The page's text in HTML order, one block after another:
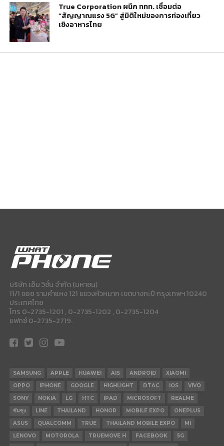
True Corporation ผนึก ททท. เชื่อมต่อ
“สัญญาณแรง 5G” สู่มิติใหม่ของการท่องเที่ยว
เชิงอาหารไทย
บริษัท เอ็ม วิชั่น จำกัด (มหาชน)
11/1 ซอย รามคำแหง 121 แขวงหัวหมาก เขตบางกะปี กรุงเทพฯ 10240
ประเทศไทย
โทร 0-2735-1201 , 0-2735-1202 , 0-2735-1204
แฟกซ์ 0-2735-2719.
SAMSUNG APPLE HUAWEI AIS ANDROID
XIAOMI
OPPO
IPHONE GOOGLE HIGHLIGHT DTAC IOS
VIVO
SONY
NOKIA LG HTC IPAD MICROSOFT
REALME
ซัมซุง
LINE THAILAND HONOR MOBILE EXPO
ONEPLUS
ASUS
QUALCOMM TRUE THAILAND MOBILE EXPO
MI
LENOVO
MOTOROLA TRUEMOVE H FACEBOOK
5G